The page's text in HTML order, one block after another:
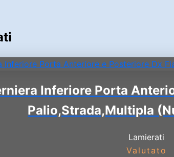
Inferiore Porta
Palio,Strada,Multipla
Lamierati
Valutato